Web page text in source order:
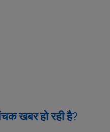
खबर हो रही है?